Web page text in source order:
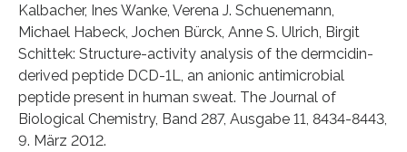
Kalbacher, Ines Wanke, Verena J. Schuenemann,
Michael Habeck, Jochen Bürck, Anne S. Ulrich, Birgit
Schittek: Structure-activity analysis of the dermcidin-
derived peptide DCD-1L, an anionic antimicrobial
peptide present in human sweat. The Journal of
Biological Chemistry, Band 287, Ausgabe 11, 8434-8443,
9. März 2012.